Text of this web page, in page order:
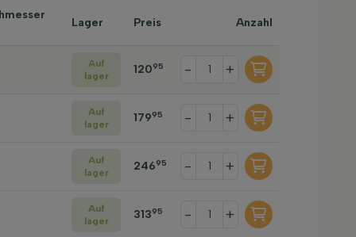
Lager Preis Anzahl
Auf
lager
12095 - +
Auf
lager
17995 - +
Auf
lager
24695 - +
Auf
lager
31395 - +